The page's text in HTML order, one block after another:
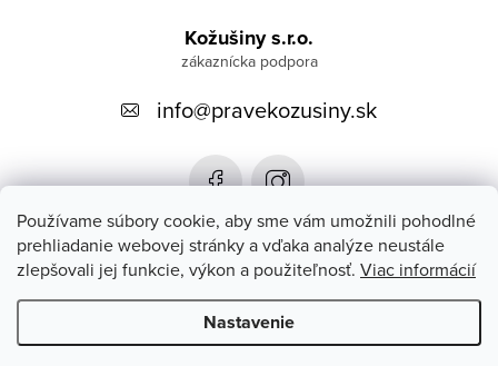
Používame súbory cookie, aby sme vám umožnili pohodlné
prehliadanie webovej stránky a vďaka analýze neustále
zlepšovali jej funkcie, výkon a použiteľnosť. Viac informácií
Nastavenie
i
Kožušiny s.r.o.
info@pravekozusiny.sk
Zákaznícky servis
Copyright 2026#PRAVEKOZUSINY.SK#. Všetky práva vyhradené.